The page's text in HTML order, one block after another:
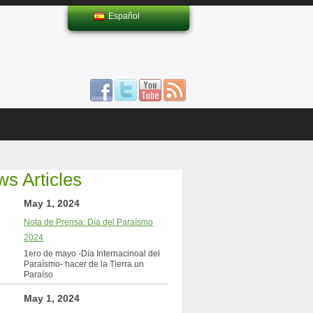
Español
Articles
May 1, 2024
Nota de Prensa: Día del Paraísmo
2024
1ero de mayo -Día Internacinoal del
Paraísmo- hacer de la Tierra un
Paraíso
May 1, 2024